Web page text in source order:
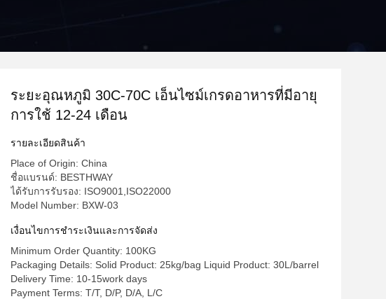
ระยะอุณหภูมิ 30C-70C เอ็นไซม์เกรดอาหารที่มีอายุ
การใช้ 12-24 เดือน
รายละเอียดสินค้า
Place of Origin: China
ชื่อแบรนด์: BESTHWAY
ได้รับการรับรอง: ISO9001,ISO22000
Model Number: BXW-03
เงื่อนไขการชําระเงินและการจัดส่ง
Minimum Order Quantity: 100KG
Packaging Details: Solid Product: 25kg/bag Liquid Product: 30L/barrel
Delivery Time: 10-15work days
Payment Terms: T/T, D/P, D/A, L/C